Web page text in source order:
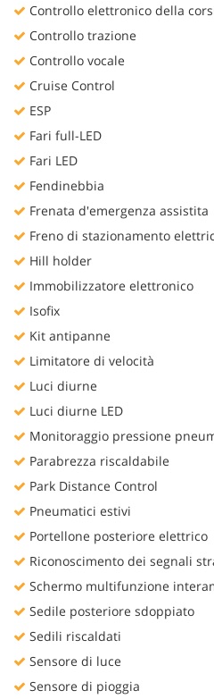
Controllo elettronico della
Controllo trazione
Controllo vocale
Cruise Control
ESP
Fari full-LED
Fari LED
Fendinebbia
Frenata d'emergenza assistita
Freno di stazionamento
Hill holder
Immobilizzatore elettronico
Isofix
Kit antipanne
Limitatore di velocità
Luci diurne
Luci diurne LED
Monitoraggio pressione
Parabrezza riscaldabile
Park Distance Control
Pneumatici estivi
Portellone posteriore elettrico
Riconoscimento dei segnali
Schermo multifunzione
Sedile posteriore sdoppiato
Sedili riscaldati
Sensore di luce
Sensore di pioggia